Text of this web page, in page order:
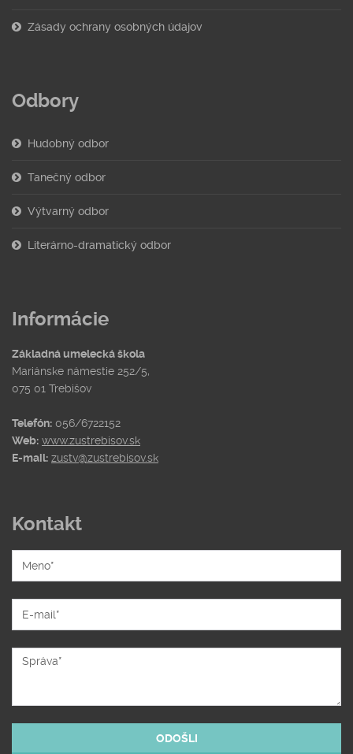
Zásady ochrany osobných údajov
Odbory
Hudobný odbor
Tanečný odbor
Výtvarný odbor
Literárno-dramatický odbor
Informácie
Základná umelecká škola
Mariánske námestie 252/5,
075 01 Trebišov
Telefón: 056/6722152
Web: www.zustrebisov.sk
E-mail: zustv@zustrebisov.sk
Kontakt